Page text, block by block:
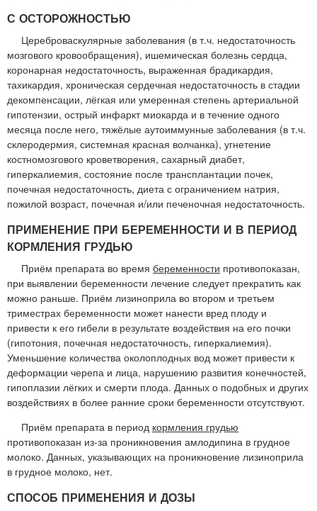
С ОСТОРОЖНОСТЬЮ
Цереброваскулярные заболевания (в т.ч. недостаточность
мозгового кровообращения), ишемическая болезнь сердца,
коронарная недостаточность, выраженная брадикардия,
тахикардия, хроническая сердечная недостаточность в стадии
декомпенсации, лёгкая или умеренная степень артериальной
гипотензии, острый инфаркт миокарда и в течение одного
месяца после него, тяжёлые аутоиммунные заболевания (в т.ч.
склеродермия, системная красная волчанка), угнетение
костномозгового кроветворения, сахарный диабет,
гиперкалиемия, состояние после трансплантации почек,
почечная недостаточность, диета с ограничением натрия,
пожилой возраст, почечная и/или печеночная недостаточность.
ПРИМЕНЕНИЕ ПРИ БЕРЕМЕННОСТИ И В ПЕРИОД
КОРМЛЕНИЯ ГРУДЬЮ
Приём препарата во время беременности противопоказан,
при выявлении беременности лечение следует прекратить как
можно раньше. Приём лизиноприла во втором и третьем
триместрах беременности может нанести вред плоду и
привести к его гибели в результате воздействия на его почки
(гипотония, почечная недостаточность, гиперкалиемия).
Уменьшение количества околоплодных вод может привести к
деформации черепа и лица, нарушению развития конечностей,
гипоплазии лёгких и смерти плода. Данных о подобных и других
воздействиях в более ранние сроки беременности отсутствуют.
Приём препарата в период кормления грудью
противопоказан из-за проникновения амлодипина в грудное
молоко. Данных, указывающих на проникновение лизиноприла
в грудное молоко, нет.
СПОСОБ ПРИМЕНЕНИЯ И ДОЗЫ